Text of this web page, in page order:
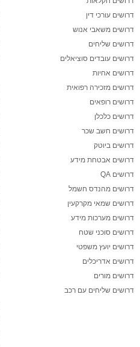
דרושים עורכי דין
דרושים משאבי אנוש
דרושים שליחים
דרושים עובדים סוציאלים
דרושים אחיות
דרושים מזכירה רפואית
דרושים רופאים
דרושים כלכלן
דרושים חשב שכר
דרושים ביוטק
דרושים אבטחת מידע
דרושים QA
דרושים מהנדס חשמל
דרושים שמאי מקרקעין
דרושים מערכות מידע
דרושים סוכני שטח
דרושים יועץ משפטי
דרושים אדריכלים
דרושים מורים
דרושים שליחים עם רכב